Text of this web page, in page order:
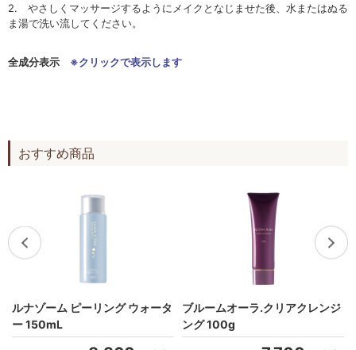
2. やさしくマッサージするようにメイクとなじませた後、水またはぬる
ま湯で洗い流してください。
全成分表示 ※クリックで表示します
おすすめ商品
ルナゾーム ピーリング ウォータ
ー 150mL
ブルームオーラ.クリアクレンジ
ング 100g